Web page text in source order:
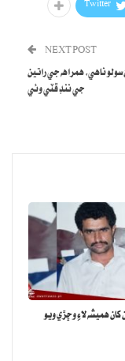
Twitter
NEXT POST
سولو ناهي، همراهه جي راتين
جي ننڊ ڦٽي وئي
کان هميشه لاءِ وڇڙي ويو